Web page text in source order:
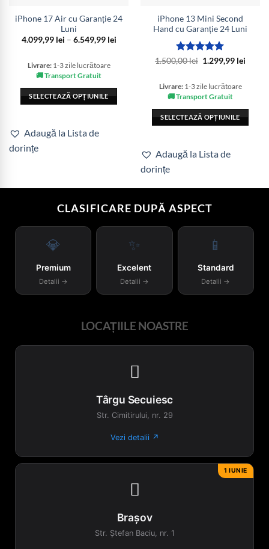
iPhone 17 Air cu Garanție 24
Luni
4.099,99 lei – 6.549,99 leiInterval
4.099,99 lei
6.549,99 lei
Livrare:1-3 zile lucrătoare
🚚 Transport Gratuit
SELECTEAZĂ OPȚIUNILE
are
fi
Adaugă la Lista de
dorințe
iPhone 13 Mini Second
Hand cu Garanție 24 Luni
Evaluat la
1.500,00lei Prețul
fost:
1.500,00 lei.
1.299,99 lei
Livrare:1-3 zile lucrătoare
🚚 Transport Gratuit
SELECTEAZĂ OPȚIUNILE
are
Opțiunile
alese
pagina
produsului.
Adaugă la Lista de
dorințe
CLASIFICARE DUPĂ ASPECT
💎
Premium
Detalii →
✨
Excelent
Detalii →
📱
Standard
Detalii →
LOCAȚIILE NOASTRE

Târgu Secuiesc
Str. Cimitirului, nr. 29
Vezi detalii ↗
1 IUNIE

Brașov
Str. Ștefan Baciu, nr. 1